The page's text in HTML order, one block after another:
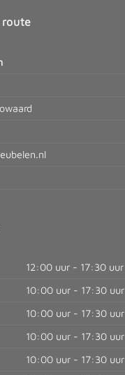
route
12:00 uur - 17:30 uur
10:00 uur - 17:30 uur
10:00 uur - 17:30 uur
10:00 uur - 17:30 uur
10:00 uur - 17:30 uur